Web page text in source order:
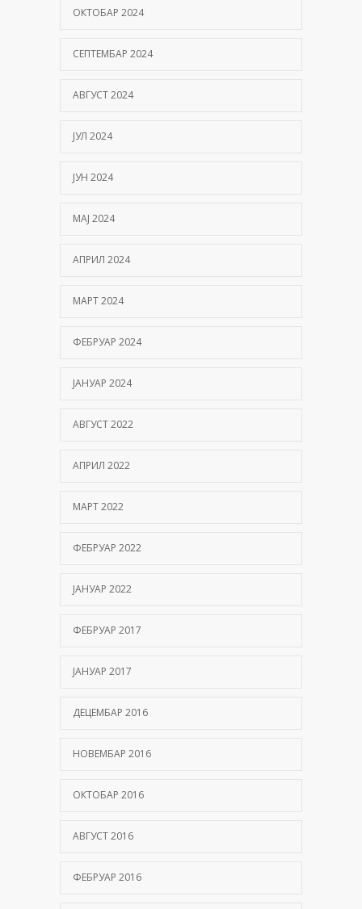
ОКТОБАР 2024
СЕПТЕМБАР 2024
АВГУСТ 2024
ЈУЛ 2024
ЈУН 2024
МАЈ 2024
АПРИЛ 2024
МАРТ 2024
ФЕБРУАР 2024
ЈАНУАР 2024
АВГУСТ 2022
АПРИЛ 2022
МАРТ 2022
ФЕБРУАР 2022
ЈАНУАР 2022
ФЕБРУАР 2017
ЈАНУАР 2017
ДЕЦЕМБАР 2016
НОВЕМБАР 2016
ОКТОБАР 2016
АВГУСТ 2016
ФЕБРУАР 2016